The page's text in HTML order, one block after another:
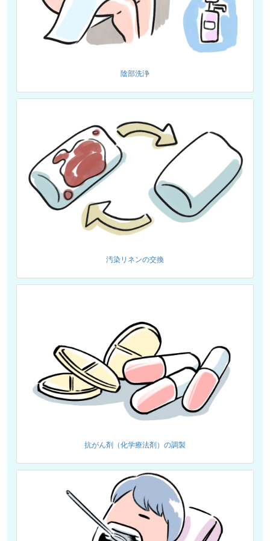
陰部洗浄
汚染リネンの交換
抗がん剤（化学療法剤）の調製